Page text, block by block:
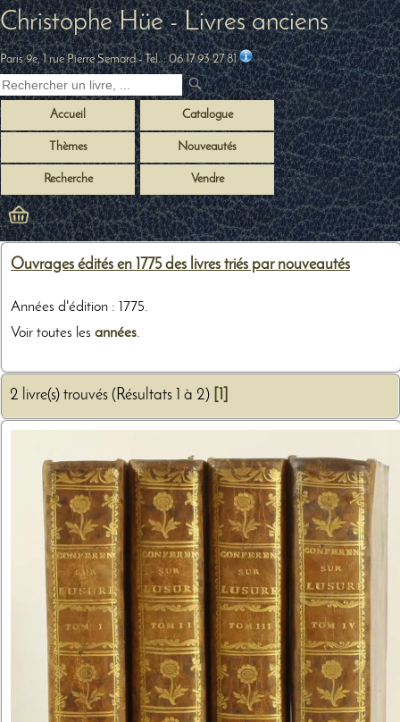
Christophe Hüe - Livres anciens
Paris 9e, 1 rue Pierre Semard- Tel. :06 17 93 27 81
Accueil Catalogue
Thèmes Nouveautés
Recherche Vendre
Ouvrages édités en 1775 des livres triés par nouveautés
Années d'édition : 1775.
Voir toutes les années.
2 livre(s) trouvés (Résultats 1 à 2)